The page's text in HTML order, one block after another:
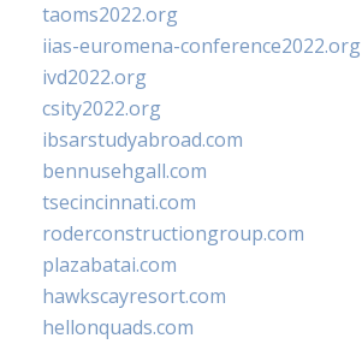
taoms2022.org
iias-euromena-conference2022.org
ivd2022.org
csity2022.org
ibsarstudyabroad.com
bennusehgall.com
tsecincinnati.com
roderconstructiongroup.com
plazabatai.com
hawkscayresort.com
hellonquads.com